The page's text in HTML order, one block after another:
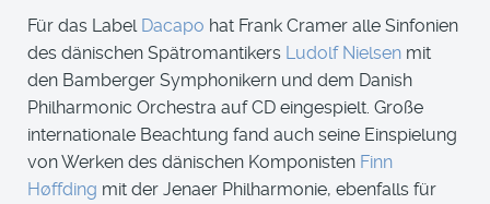
Für das Label Dacapo hat Frank Cramer alle Sinfonien
des dänischen Spätromantikers Ludolf Nielsen mit
den Bamberger Symphonikern und dem Danish
Philharmonic Orchestra auf CD eingespielt. Große
internationale Beachtung fand auch seine Einspielung
von Werken des dänischen Komponisten Finn
Høffding mit der Jenaer Philharmonie, ebenfalls für